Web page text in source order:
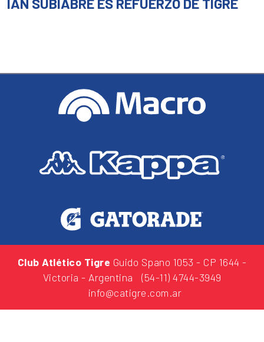
IAN SUBIABRE ES REFUERZO DE TIGRE
Club Atlético Tigre Guido Spano 1053 - CP 1644 -
Victoria - Argentina
(54-11) 4744-3949
info@catigre.com.ar